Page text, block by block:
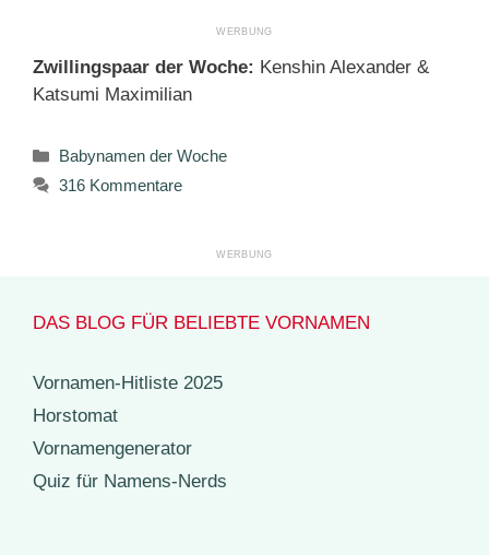
Zwillingspaar der Woche: Kenshin Alexander &
Katsumi Maximilian
Kategorien
Babynamen der Woche
316 Kommentare
DAS BLOG FÜR BELIEBTE VORNAMEN
Vornamen-Hitliste 2025
Horstomat
Vornamengenerator
Quiz für Namens-Nerds